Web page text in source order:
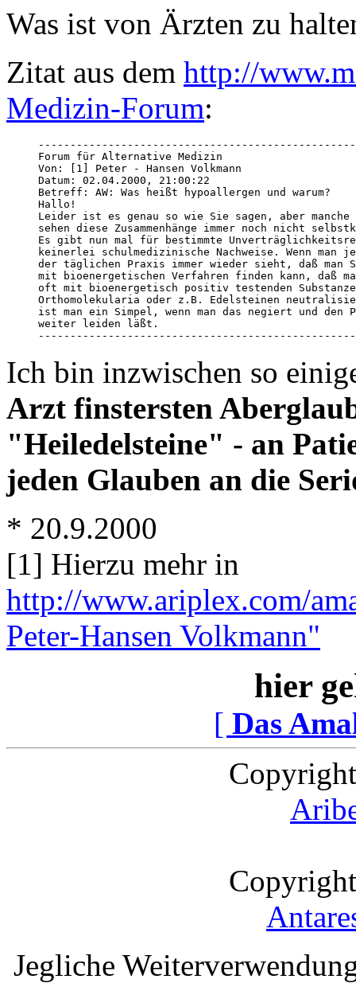
Was ist von Ärzten zu
Zitat aus dem http://
Medizin-Forum:
Forum für Alternative Medizin
Von: [1] Peter - Hansen Volkmann
Datum: 02.04.2000, 21:00:22
Betreff: AW: Was heißt hypoallergen und warum?
Hallo!
Leider ist es genau so wie Sie sagen, aber
sehen diese Zusammenhänge immer noch nicht
Es gibt nun mal für bestimmte
keinerlei schulmedizinische Nachweise. Wenn man
der täglichen Praxis immer wieder sieht, daß
mit bioenergetischen Verfahren finden kann, daß
oft mit bioenergetisch positiv testenden
Orthomolekularia oder z.B. Edelsteinen
ist man ein Simpel, wenn man das negiert und den
weiter leiden läßt.
Ich bin inzwischen so
Arzt finstersten
"Heiledelsteine" - an
jeden Glauben an die
* 20.9.2000
[1] Hierzu mehr in
http://www.ariplex.com/
Peter-Hansen Volkmann"
hier
[ Das
Jegliche